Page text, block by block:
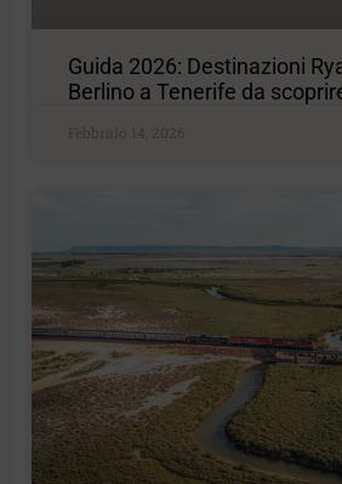
Guida 2026: Destinazioni
Berlino a Tenerife da
Febbraio 14, 2026